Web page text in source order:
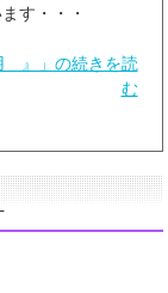
す・・・
』」の続きを読
む